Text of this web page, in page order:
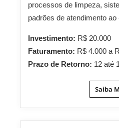
processos de limpeza,
padrões de atendimento ao
Investimento: R$ 20.000
Faturamento: R$ 4.000 a
Prazo de Retorno: 12 até
Saiba